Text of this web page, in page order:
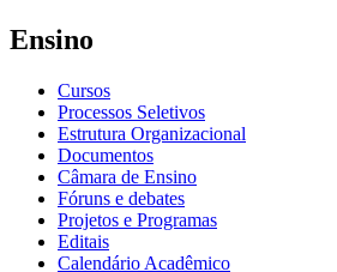
Ensino
Cursos
Processos Seletivos
Estrutura Organizacional
Documentos
Câmara de Ensino
Fóruns e debates
Projetos e Programas
Editais
Calendário Acadêmico